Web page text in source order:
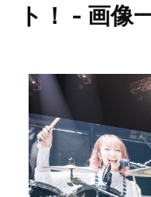
ト！ - 画像